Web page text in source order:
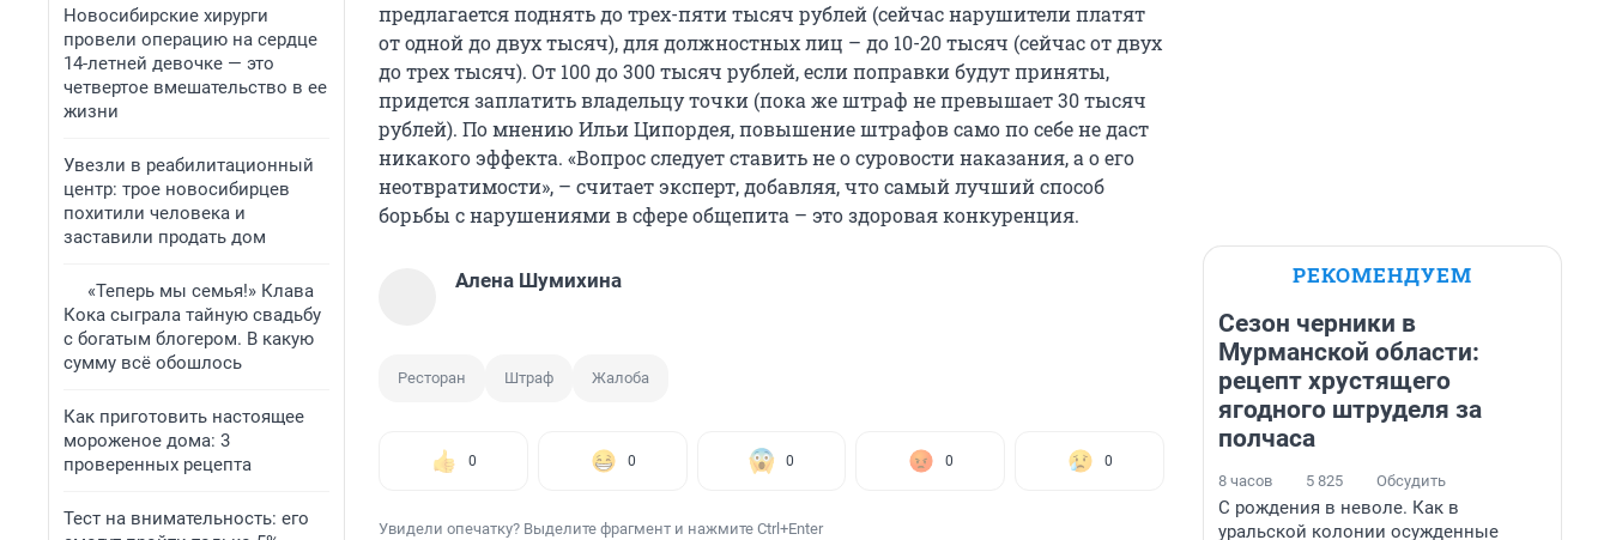
Новосибирские хирурги
провели операцию на сердце
14-летней девочке — это
четвертое вмешательство в ее
жизни
Увезли в реабилитационный
центр: трое новосибирцев
похитили человека и
заставили продать дом
«Теперь мы семья!» Клава
Кока сыграла тайную свадьбу
с богатым блогером. В какую
сумму всё обошлось
Как приготовить настоящее
мороженое дома: 3
проверенных рецепта
Тест на внимательность: его
предлагается поднять до трех-пяти тысяч рублей (сейчас нарушители платят
от одной до двух тысяч), для должностных лиц – до 10-20 тысяч (сейчас от двух
до трех тысяч). От 100 до 300 тысяч рублей, если поправки будут приняты,
придется заплатить владельцу точки (пока же штраф не превышает 30 тысяч
рублей). По мнению Ильи Ципордея, повышение штрафов само по себе не даст
никакого эффекта. «Вопрос следует ставить не о суровости наказания, а о его
неотвратимости», – считает эксперт, добавляя, что самый лучший способ
борьбы с нарушениями в сфере общепита – это здоровая конкуренция.
Алена Шумихина
Ресторан Штраф Жалоба
0 0 0 0 0
Увидели опечатку? Выделите фрагмент и нажмите Ctrl+Enter
РЕКОМЕНДУЕМ
Сезон черники в
Мурманской области:
рецепт хрустящего
ягодного штруделя за
полчаса
8 часов 5 825 Обсудить
С рождения в неволе. Как в
уральской колонии осужденные